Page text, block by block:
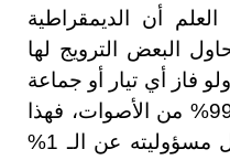
أن الديمقراطية
البعض الترويج لها
فاز أي تيار أو جماعة
بالانتخابات ولو حصل نسبة 99% من الأصوات، فهذا
لا يلغي بأي حال من الأحوال مسؤوليته عن الـ 1%